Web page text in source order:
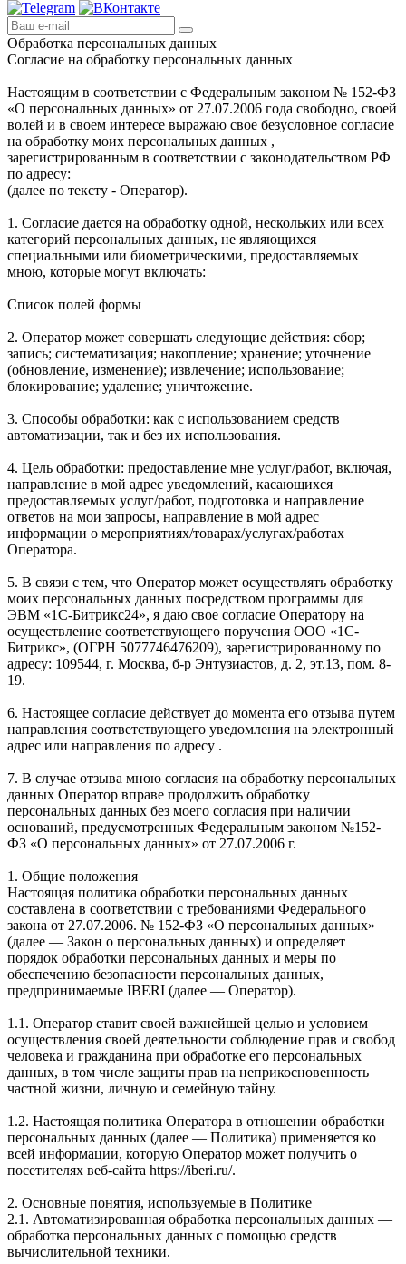
Обработка персональных данных
Согласие на обработку персональных данных
Настоящим в соответствии с Федеральным законом № 152-ФЗ
«О персональных данных» от 27.07.2006 года свободно, своей
волей и в своем интересе выражаю свое безусловное согласие
на обработку моих персональных данных ,
зарегистрированным в соответствии с законодательством РФ
по адресу:
(далее по тексту - Оператор).
1. Согласие дается на обработку одной, нескольких или всех
категорий персональных данных, не являющихся
специальными или биометрическими, предоставляемых
мною, которые могут включать:
Список полей формы
2. Оператор может совершать следующие действия: сбор;
запись; систематизация; накопление; хранение; уточнение
(обновление, изменение); извлечение; использование;
блокирование; удаление; уничтожение.
3. Способы обработки: как с использованием средств
автоматизации, так и без их использования.
4. Цель обработки: предоставление мне услуг/работ, включая,
направление в мой адрес уведомлений, касающихся
предоставляемых услуг/работ, подготовка и направление
ответов на мои запросы, направление в мой адрес
информации о мероприятиях/товарах/услугах/работах
Оператора.
5. В связи с тем, что Оператор может осуществлять обработку
моих персональных данных посредством программы для
ЭВМ «1С-Битрикс24», я даю свое согласие Оператору на
осуществление соответствующего поручения ООО «1С-
Битрикс», (ОГРН 5077746476209), зарегистрированному по
адресу: 109544, г. Москва, б-р Энтузиастов, д. 2, эт.13, пом. 8-
19.
6. Настоящее согласие действует до момента его отзыва путем
направления соответствующего уведомления на электронный
адрес или направления по адресу .
7. В случае отзыва мною согласия на обработку персональных
данных Оператор вправе продолжить обработку
персональных данных без моего согласия при наличии
оснований, предусмотренных Федеральным законом №152-
ФЗ «О персональных данных» от 27.07.2006 г.
1. Общие положения
Настоящая политика обработки персональных данных
составлена в соответствии с требованиями Федерального
закона от 27.07.2006. № 152-ФЗ «О персональных данных»
(далее — Закон о персональных данных) и определяет
порядок обработки персональных данных и меры по
обеспечению безопасности персональных данных,
предпринимаемые IBERI (далее — Оператор).
1.1. Оператор ставит своей важнейшей целью и условием
осуществления своей деятельности соблюдение прав и свобод
человека и гражданина при обработке его персональных
данных, в том числе защиты прав на неприкосновенность
частной жизни, личную и семейную тайну.
1.2. Настоящая политика Оператора в отношении обработки
персональных данных (далее — Политика) применяется ко
всей информации, которую Оператор может получить о
посетителях веб-сайта https://iberi.ru/.
2. Основные понятия, используемые в Политике
2.1. Автоматизированная обработка персональных данных —
обработка персональных данных с помощью средств
вычислительной техники.